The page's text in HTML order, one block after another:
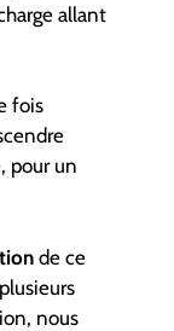
allant
fois
pour un
de ce
nous